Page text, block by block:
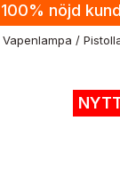
nöjd
Vapenlampa /